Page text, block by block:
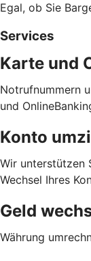
Egal, ob Sie
Services
Karte und
Notrufnummern
und
Konto
Wir unterstützen
Wechsel Ihres
Geld
Währung